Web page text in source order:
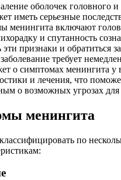
оболочек головного и
иметь серьезные
менингита включают
и спутанность
эти признаки и обратиться
требует
о симптомах менингита у
и лечения, что
о возможных угрозах для
менингита
по